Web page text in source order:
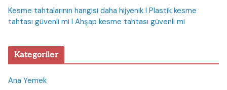
Kesme tahtalarının hangisi daha hijyenik I Plastik kesme
tahtası güvenli mi I Ahşap kesme tahtası güvenli mi
Kategoriler
Ana Yemek